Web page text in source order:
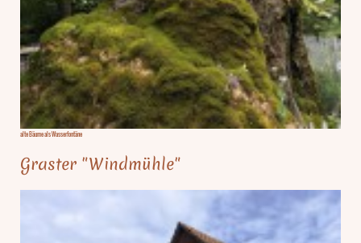
alte Bäume als Wasserfontäne
Graster "Windmühle"